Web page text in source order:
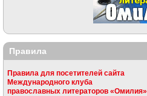
Правила
Правила для посетителей сайта
Международного клуба
православных литераторов «Омилия»